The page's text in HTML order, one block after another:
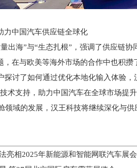
中国汽车供应链全球化
海”与“生态扎根”，强调了供应链协
，在与欧美等海外市场的合作中也积攒
了如何通过优化本地化输入体验，
术支持，助力中国汽车在全球市场提升
的发展，汉王科技将继续深化与供
亮相2025年新能源和智能网联汽车展会